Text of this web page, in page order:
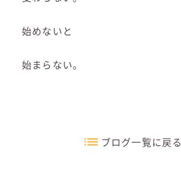
始めないと
始まらない。
ブログ一覧に戻る